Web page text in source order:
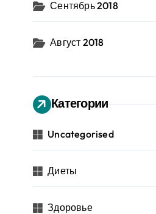
Сентябрь 2018
Август 2018
Категории
Uncategorised
Диеты
Здоровье